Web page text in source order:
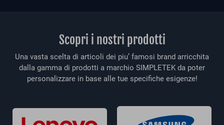
Scopri i nostri prodotti
Una vasta scelta di articoli dei piu’ famosi brand arricchita
dalla gamma di prodotti a marchio SIMPLETEK da poter
personalizzare in base alle tue specifiche esigenze!